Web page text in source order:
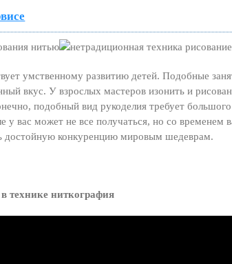
умственному развитию детей. Подобные
вкус. У взрослых мастеров изонить и
подобный вид рукоделия требует большого
у вас может не все получаться, но со временем
достойную конкуренцию мировым шедеврам.
технике ниткография